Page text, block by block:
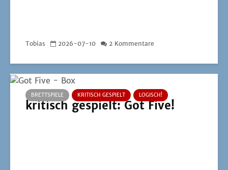
Tobias 2026-07-10 2 Kommentare
BRETTSPIELE KRITISCH GESPIELT LOGISCH!
kritisch gespielt: Got Five!